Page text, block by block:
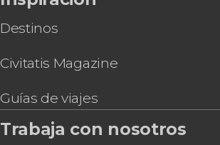
Destinos
Civitatis Magazine
Guías de viajes
Trabaja con nosotros